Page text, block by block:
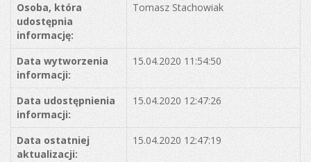
Osoba, która
udostępnia
informację:
Tomasz Stachowiak
Data wytworzenia
informacji:
15.04.2020 11:54:50
Data udostępnienia
informacji:
15.04.2020 12:47:26
Data ostatniej
aktualizacji:
15.04.2020 12:47:19